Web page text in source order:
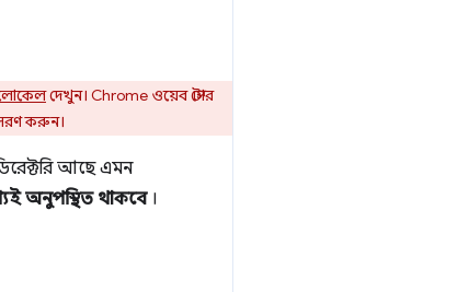
লোকেলদেখুন। Chrome ওয়েব স্টোর
করুন।
আছে এমন
অনুপস্থিত থাকবে।